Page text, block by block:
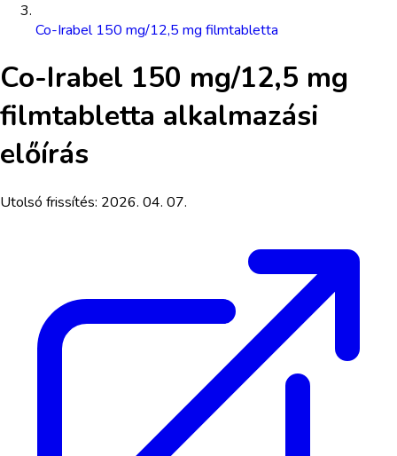
Co-Irabel 150 mg/12,5 mg filmtabletta
Co-Irabel 150 mg/12,5 mg
filmtabletta alkalmazási
előírás
Utolsó frissítés: 2026. 04. 07.